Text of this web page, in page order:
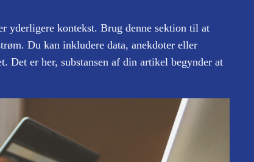
yderligere kontekst. Brug denne sektion til at
Du kan inkludere data, anekdoter eller
Det er her, substansen af din artikel begynder at